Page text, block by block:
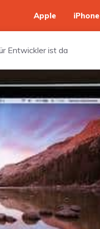
Apple iPhone
Entwickler ist da